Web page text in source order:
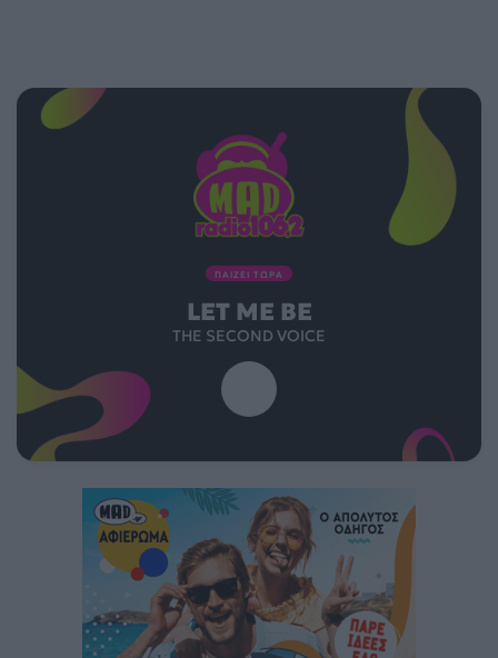
ΠΑΙΖΕΙ ΤΩΡΑ
LET ME BE
THE SECOND VOICE